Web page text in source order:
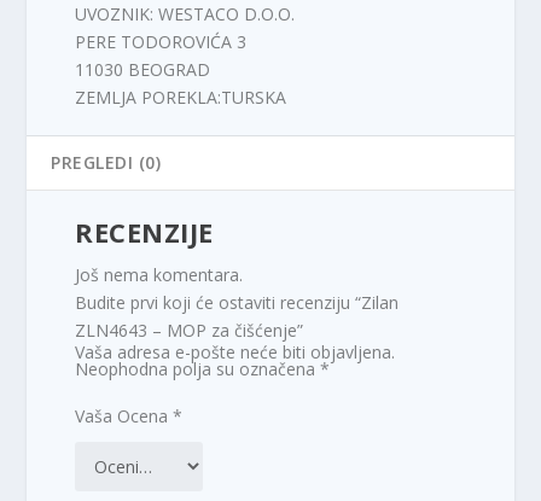
UVOZNIK: WESTACO D.O.O.
PERE TODOROVIĆA 3
11030 BEOGRAD
ZEMLJA POREKLA:TURSKA
PREGLEDI (0)
RECENZIJE
Još nema komentara.
Budite prvi koji će ostaviti recenziju “Zilan
ZLN4643 – MOP za čišćenje”
Vaša adresa e-pošte neće biti objavljena.
Neophodna polja su označena*
Vaša Ocena*